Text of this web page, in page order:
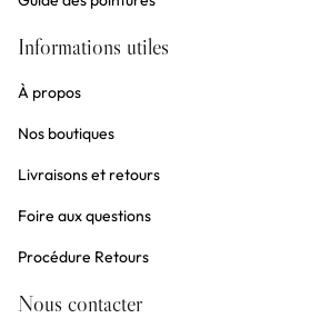
Informations utiles
À propos
Nos boutiques
Livraisons et retours
Foire aux questions
Procédure Retours
Nous contacter